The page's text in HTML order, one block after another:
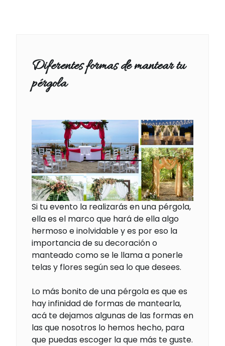
Diferentes formas de mantear tu
pérgola
Si tu evento la realizarás en una pérgola,
ella es el marco que hará de ella algo
hermoso e inolvidable y es por eso la
importancia de su decoración o
manteado como se le llama a ponerle
telas y flores según sea lo que desees.
Lo más bonito de una pérgola es que es
hay infinidad de formas de mantearla,
acá te dejamos algunas de las formas en
las que nosotros lo hemos hecho, para
que puedas escoger la que más te guste.